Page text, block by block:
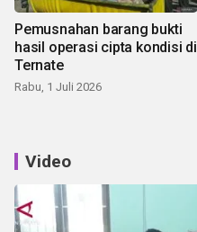
Pemusnahan barang bukti
hasil operasi cipta kondisi di
Ternate
Rabu, 1 Juli 2026
Video